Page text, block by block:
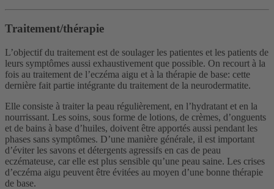
Traitement/thérapie
L’objectif du traitement est de soulager les patientes et les patients de
leurs symptômes aussi exhaustivement que possible. On recourt à la
fois au traitement de l’eczéma aigu et à la thérapie de base: cette
dernière fait partie intégrante du traitement de la neurodermatite.
Elle consiste à traiter la peau régulièrement, en l’hydratant et en la
nourrissant. Les soins, sous forme de lotions, de crèmes, d’onguents
et de bains à base d’huiles, doivent être apportés aussi pendant les
phases sans symptômes. D’une manière générale, il est important
d’éviter les savons et détergents agressifs en cas de peau
eczémateuse, car elle est plus sensible qu’une peau saine. Les crises
d’eczéma aigu peuvent être évitées au moyen d’une bonne thérapie
de base.